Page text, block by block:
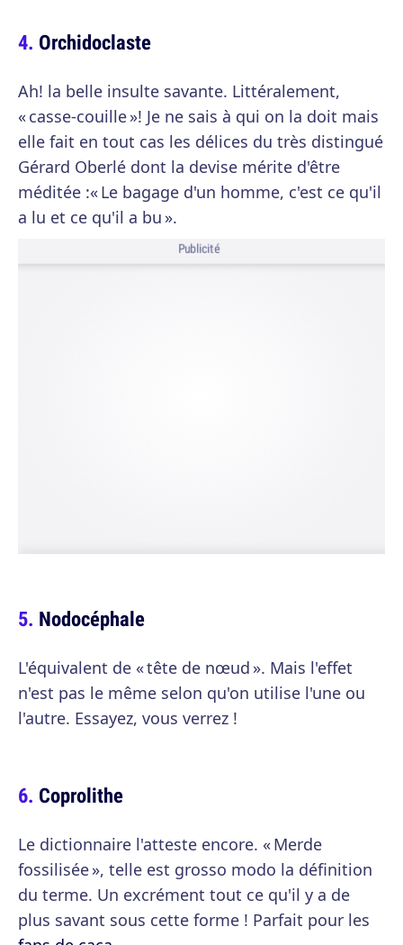
Orchidoclaste
Ah! la belle insulte savante. Littéralement,
« casse-couille »! Je ne sais à qui on la doit mais
elle fait en tout cas les délices du très distingué
Gérard Oberlé dont la devise mérite d'être
méditée :« Le bagage d'un homme, c'est ce qu'il
a lu et ce qu'il a bu ».
Publicité
Nodocéphale
L'équivalent de « tête de nœud ». Mais l'effet
n'est pas le même selon qu'on utilise l'une ou
l'autre. Essayez, vous verrez !
Coprolithe
Le dictionnaire l'atteste encore. « Merde
fossilisée », telle est grosso modo la définition
du terme. Un excrément tout ce qu'il y a de
plus savant sous cette forme ! Parfait pour les